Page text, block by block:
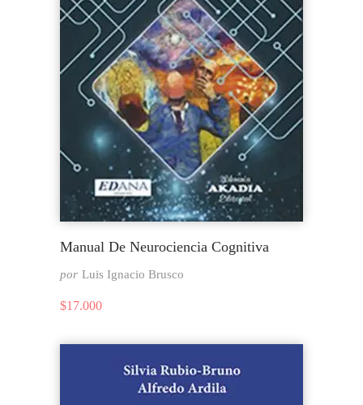
Manual De Neurociencia Cognitiva
por Luis Ignacio Brusco
$17.000